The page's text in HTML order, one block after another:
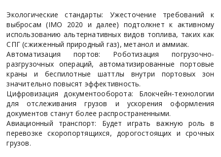
Экологические стандарты: Ужесточение требований к
выбросам (IMO 2020 и далее) подтолкнет к активному
использованию альтернативных видов топлива, таких как
СПГ (сжиженный природный газ), метанол и аммиак.
Автоматизация портов: Роботизация погрузочно-
разгрузочных операций, автоматизированные портовые
краны и беспилотные шаттлы внутри портовых зон
значительно повысят эффективность.
Цифровизация документооборота: Блокчейн-технологии
для отслеживания грузов и ускорения оформления
документов станут более распространенными.
Авиационный транспорт: Будет играть важную роль в
перевозке скоропортящихся, дорогостоящих и срочных
грузов.